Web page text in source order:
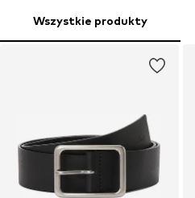
Wszystkie produkty